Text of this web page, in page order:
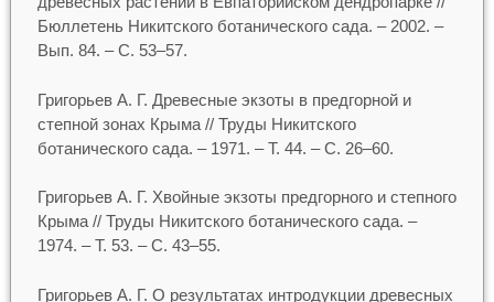
Бюллетень Никитского ботанического сада. – 2002. –
Вып. 84. – С. 53–57.
Григорьев А. Г. Древесные экзоты в предгорной и
степной зонах Крыма // Труды Никитского
ботанического сада. – 1971. – Т. 44. – С. 26–60.
Григорьев А. Г. Хвойные экзоты предгорного и степного
Крыма // Труды Никитского ботанического сада. –
1974. – Т. 53. – С. 43–55.
Григорьев А. Г. О результатах интродукции древесных